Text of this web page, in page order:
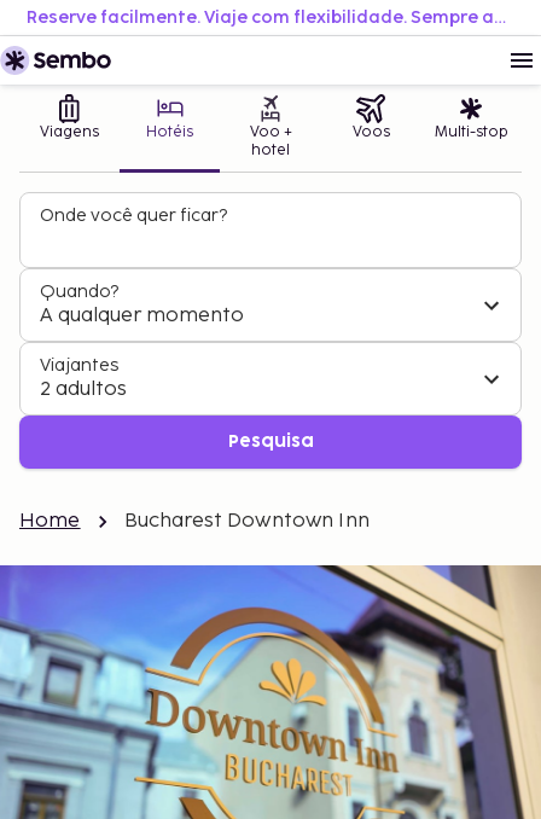
Reserve facilmente. Viaje com flexibilidade. Sempre ao melhor preço.
Viagens Hotéis
Voo +
hotel
Voos Multi-stop
Onde você quer ficar?
Quando?
A qualquer momento
Viajantes
2 adultos
Pesquisa
Home Bucharest Downtown Inn